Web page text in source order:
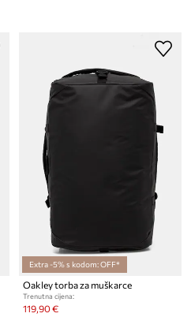
Extra -5% s kodom: OFF*
Oakley torba za muškarce
Trenutna cijena:
119,90 €